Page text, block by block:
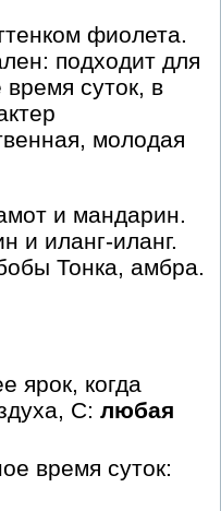
фиолета.
подходит для
суток, в
молодая
и мандарин.
и иланг-иланг.
Тонка, амбра.
ярок, когда
С: любая
время суток: